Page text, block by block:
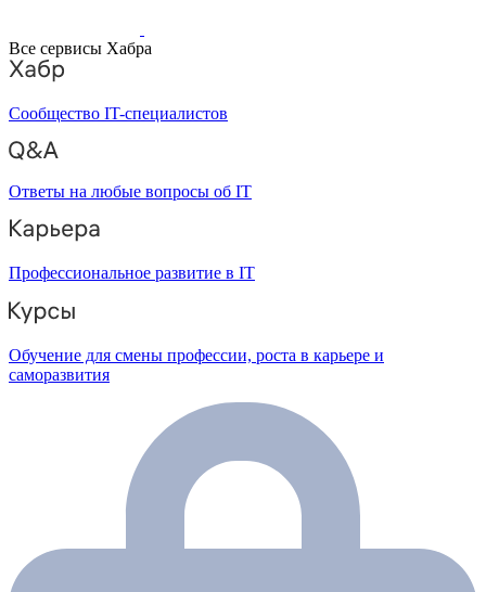
Все сервисы Хабра
Сообщество IT-специалистов
Ответы на любые вопросы об IT
Профессиональное развитие в IT
Обучение для смены профессии, роста в карьере и
саморазвития